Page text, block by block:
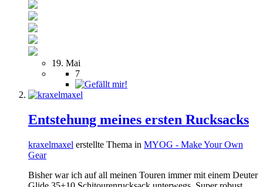
19. Mai
7
Entstehung meines ersten Rucksacks
kraxelmaxel erstellte Thema in MYOG - Make Your Own
Gear
Bisher war ich auf all meinen Touren immer mit einem Deuter